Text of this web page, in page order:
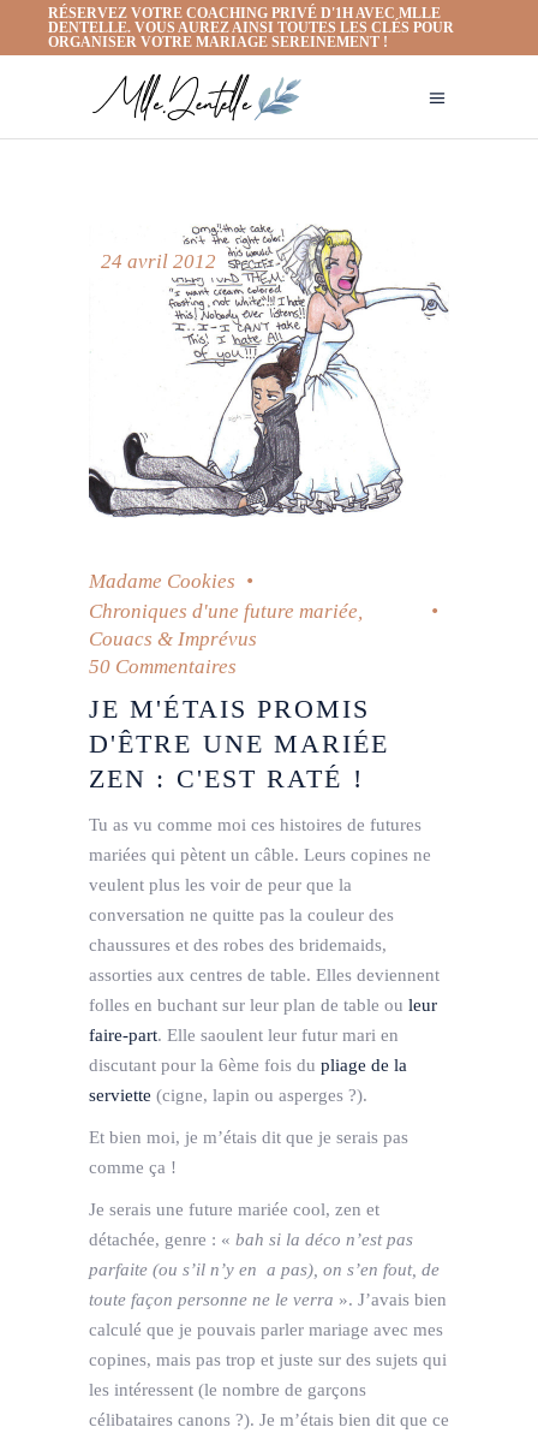
RÉSERVEZ VOTRE COACHING PRIVÉ D'1H AVEC MLLE
DENTELLE. VOUS AUREZ AINSI TOUTES LES CLÉS POUR
ORGANISER VOTRE MARIAGE SEREINEMENT !
24 avril 2012
Madame Cookies
Chroniques d'une future mariée,
Couacs & Imprévus
50 Commentaires
JE M'ÉTAIS PROMIS
D'ÊTRE UNE MARIÉE
ZEN : C'EST RATÉ !
Tu as vu comme moi ces histoires de futures
mariées qui pètent un câble. Leurs copines ne
veulent plus les voir de peur que la
conversation ne quitte pas la couleur des
chaussures et des robes des bridemaids,
assorties aux centres de table. Elles deviennent
folles en buchant sur leur plan de table ou leur
faire-part. Elle saoulent leur futur mari en
discutant pour la 6ème fois du pliage de la
serviette (cigne, lapin ou asperges ?).
Et bien moi, je m’étais dit que je serais pas
comme ça !
Je serais une future mariée cool, zen et
détachée, genre : « bah si la déco n’est pas
parfaite (ou s’il n’y en a pas), on s’en fout, de
toute façon personne ne le verra ». J’avais bien
calculé que je pouvais parler mariage avec mes
copines, mais pas trop et juste sur des sujets qui
les intéressent (le nombre de garçons
célibataires canons ?). Je m’étais bien dit que ce